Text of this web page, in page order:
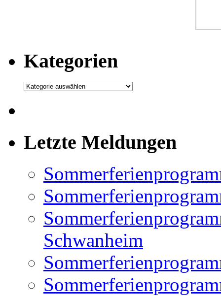
Kategorien
Kategorien
Letzte Meldungen
Schwanheim